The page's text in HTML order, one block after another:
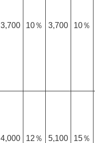
3,700 10％ 3,700 10％
4,000 12％ 5,100 15％